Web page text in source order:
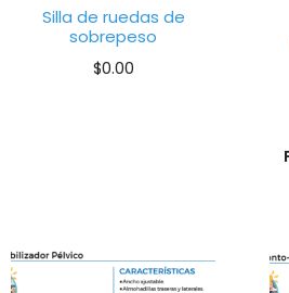
Silla de ruedas de
sobrepeso
$0.00